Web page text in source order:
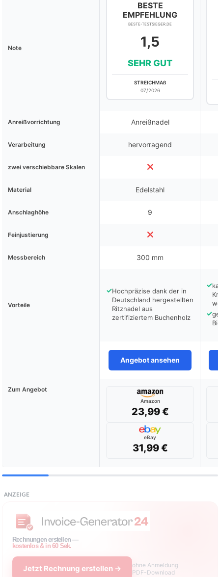
Note
BESTE
EMPFEHLUNG
BESTE-TESTSIEGER.DE
1,5
SEHR GUT
STREICHMAß
07/2026
Anreißvorrichtung Anreißnadel
Verarbeitung hervorragend
zwei verschiebbare Skalen
Material Edelstahl
Anschlaghöhe 9
Feinjustierung
Messbereich 300 mm
Vorteile
✓Hochpräzise dank der in
Deutschland hergestellten
Ritznadel aus
zertifiziertem Buchenholz
✓
✓
Angebot ansehen
Zum Angebot
Amazon
23,99 €
eBay
31,99 €
ANZEIGE
Rechnungen erstellen —
kostenlos & in 60 Sek.
Jetzt Rechnung erstellen →
ohne Anmeldung
PDF-Download